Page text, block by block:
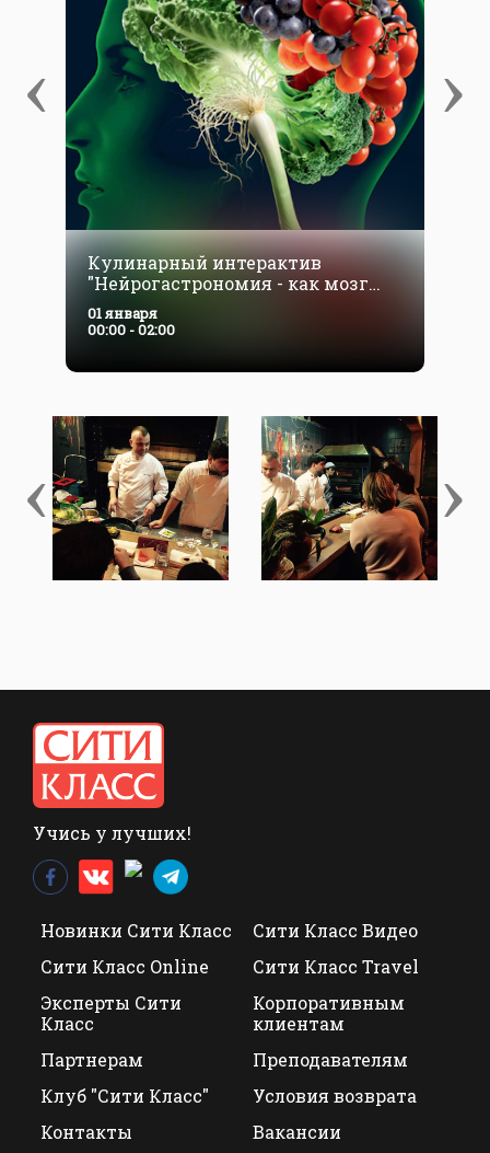
‹ ›
Кулинарный интерактив
"Нейрогастрономия - как мозг
думает о еде"
01 января
00:00 - 02:00
‹ ›
Учись у лучших!
Новинки Сити Класс
Сити Класс Видео
Сити Класс Online
Сити Класс Travel
Эксперты Сити
Класс
Корпоративным
клиентам
Партнерам
Преподавателям
Клуб "Сити Класс"
Условия возврата
Контакты
Вакансии